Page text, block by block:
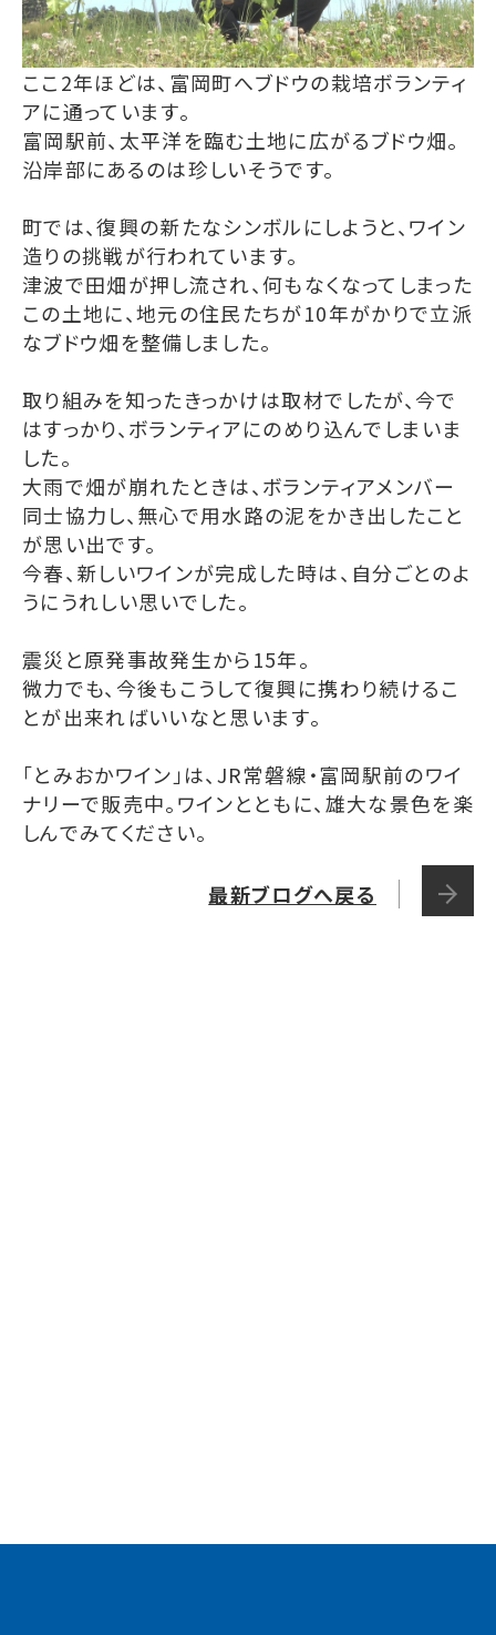
ここ2年ほどは、富岡町へブドウの栽培ボランティ
アに通っています。
富岡駅前、太平洋を臨む土地に広がるブドウ畑。
沿岸部にあるのは珍しいそうです。
町では、復興の新たなシンボルにしようと、ワイン
造りの挑戦が行われています。
津波で田畑が押し流され、何もなくなってしまった
この土地に、地元の住民たちが10年がかりで立派
なブドウ畑を整備しました。
取り組みを知ったきっかけは取材でしたが、今で
はすっかり、ボランティアにのめり込んでしまいま
した。
大雨で畑が崩れたときは、ボランティアメンバー
同士協力し、無心で用水路の泥をかき出したこと
が思い出です。
今春、新しいワインが完成した時は、自分ごとのよ
うにうれしい思いでした。
震災と原発事故発生から15年。
微力でも、今後もこうして復興に携わり続けるこ
とが出来ればいいなと思います。
「とみおかワイン」は、JR常磐線・富岡駅前のワイ
ナリーで販売中。ワインとともに、雄大な景色を楽
しんでみてください。
最新ブログへ戻る